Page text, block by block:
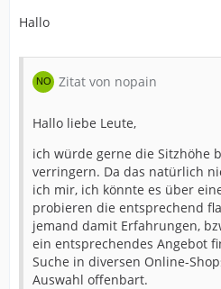
Hallo
Zitat von nopain
Hallo liebe Leute,
ich würde gerne die Sitzhöhe
verringern. Da das natürlich
ich mir, ich könnte es über
probieren die entsprechend
jemand damit Erfahrungen,
ein entsprechendes Angebot
Suche in diversen Online-
Auswahl offenbart.